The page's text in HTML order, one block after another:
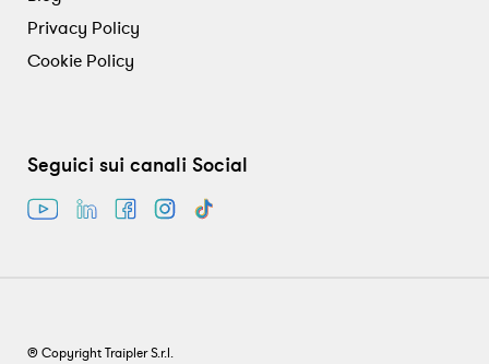
Privacy Policy
Cookie Policy
Seguici sui canali Social
® Copyright Traipler S.r.l.